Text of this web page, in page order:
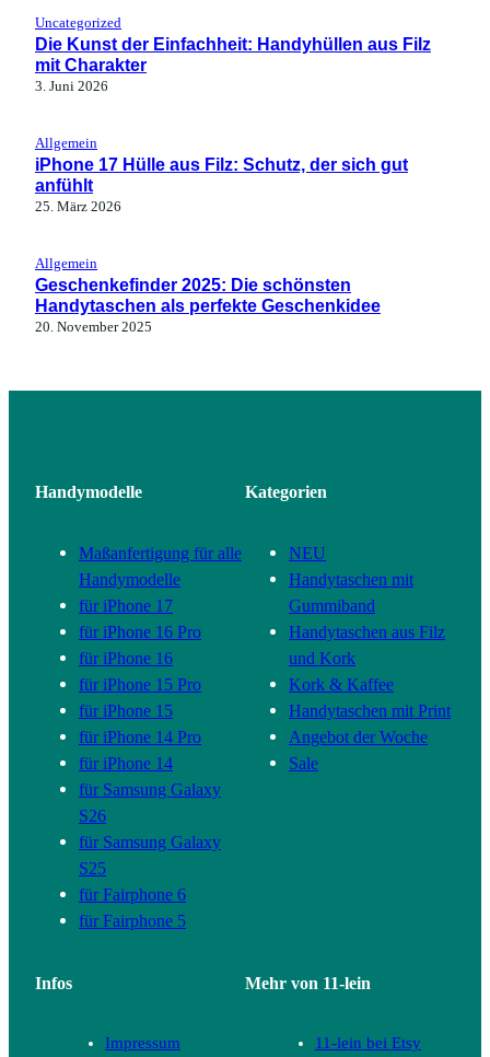
Uncategorized
Die Kunst der Einfachheit: Handyhüllen aus Filz
mit Charakter
3. Juni 2026
Allgemein
iPhone 17 Hülle aus Filz: Schutz, der sich gut
anfühlt
25. März 2026
Allgemein
Geschenkefinder 2025: Die schönsten
Handytaschen als perfekte Geschenkidee
20. November 2025
Handymodelle
Maßanfertigung für alle
Handymodelle
für iPhone 17
für iPhone 16 Pro
für iPhone 16
für iPhone 15 Pro
für iPhone 15
für iPhone 14 Pro
für iPhone 14
für Samsung Galaxy
S26
für Samsung Galaxy
S25
für Fairphone 6
für Fairphone 5
Kategorien
NEU
Handytaschen mit
Gummiband
Handytaschen aus Filz
und Kork
Kork & Kaffee
Handytaschen mit Print
Angebot der Woche
Sale
Infos
Impressum
Mehr von 11-lein
11-lein bei Etsy